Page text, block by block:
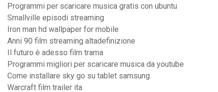
Programmi per scaricare musica gratis con ubuntu
Smallville episodi streaming
Iron man hd wallpaper for mobile
Anni 90 film streaming altadefinizione
Il futuro è adesso film trama
Programmi migliori per scaricare musica da youtube
Come installare sky go su tablet samsung
Warcraft film trailer ita